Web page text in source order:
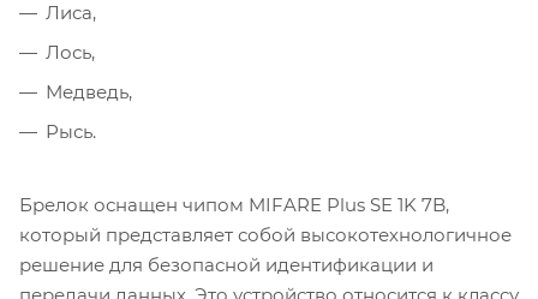
Лиса,
Лось,
Медведь,
Рысь.
Брелок оснащен чипом MIFARE Plus SE 1K 7B,
который представляет собой высокотехнологичное
решение для безопасной идентификации и